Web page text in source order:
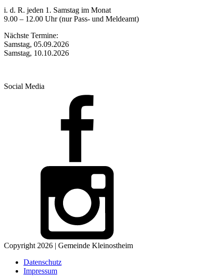
i. d. R. jeden 1. Samstag im Monat
9.00 – 12.00 Uhr (nur Pass- und Meldeamt)
Nächste Termine:
Samstag, 05.09.2026
Samstag, 10.10.2026
Social Media
Copyright 2026 | Gemeinde Kleinostheim
Datenschutz
Impressum